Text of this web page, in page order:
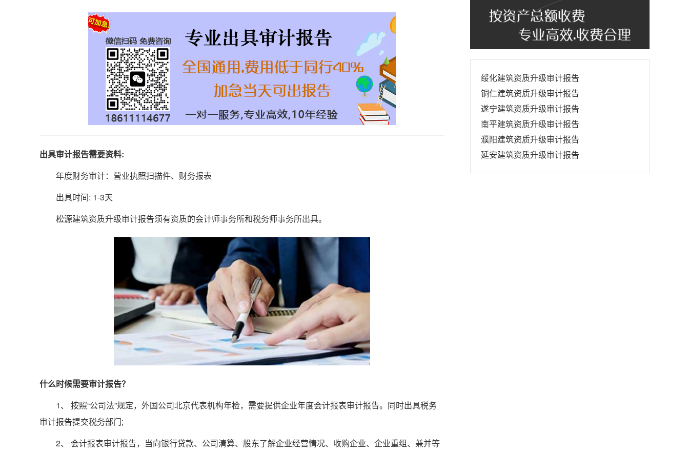
出具审计报告需要资料:
年度财务审计：营业执照扫描件、财务报表
出具时间: 1-3天
松源建筑资质升级审计报告须有资质的会计师事务所和税务师事务所出具。
什么时候需要审计报告？
1、 按照“公司法”规定，外国公司北京代表机构年检，需要提供企业年度会计报表审计报告。同时出具税务
审计报告提交税务部门;
2、 会计报表审计报告，当向银行贷款、公司清算、股东了解企业经营情况、收购企业、企业重组、兼并等
绥化建筑资质升级审计报告
铜仁建筑资质升级审计报告
遂宁建筑资质升级审计报告
南平建筑资质升级审计报告
濮阳建筑资质升级审计报告
延安建筑资质升级审计报告